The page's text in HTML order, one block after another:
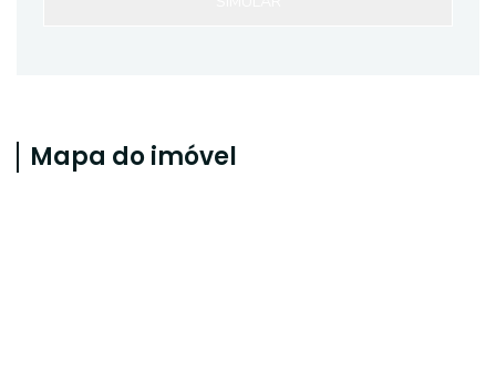
Mapa do imóvel